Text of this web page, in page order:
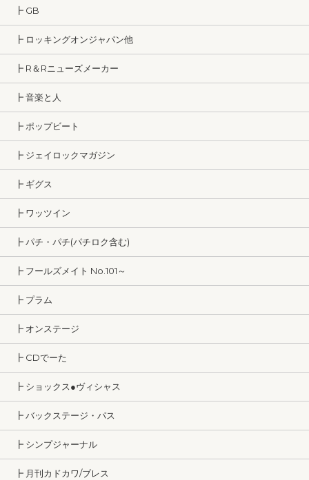
┣ GB
┣ ロッキングオンジャパン他
┣ R＆Rニューズメーカー
┣ 音楽と人
┣ ポップビート
┣ ジェイロックマガジン
┣ ギグス
┣ ワッツイン
┣ パチ・パチ(パチロク含む)
┣ フールズメイト No.101～
┣ プラム
┣ オンステージ
┣ CDでーた
┣ ショックス●ヴィシャス
┣ バックステージ・パス
┣ シンプジャーナル
┣ 月刊カドカワ/ブレス